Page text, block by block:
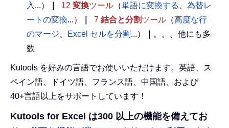
入 ...） 12 変換ツール （単語に変換する
為替レ
ートの変換...） 7 結合と分割ツール （高度な行
のマージ
Excel セルを分割 ...）
。。。他にも多
数
Kutools を好みの言語でお使いいただけます。英語、ス
ペイン語、ドイツ語、フランス語、中国語、および
40+言語以上をサポートしています！
Kutools for Excel は300 以上の機能を備えてお